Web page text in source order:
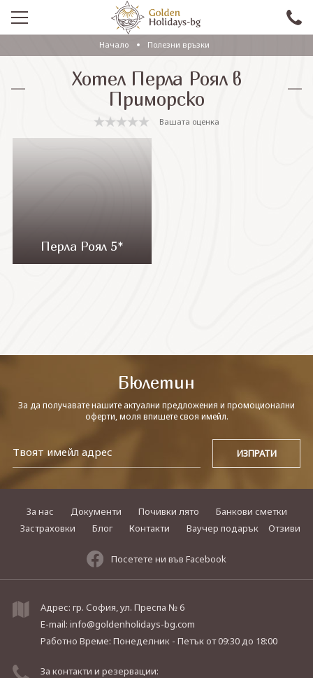
ПРОМО
EКСКУРЗИИ СЪС САМОЛЕТ
ЕКСКУРЗИИ С АВТОБУС
Начало Полезни връзки
Хотел Перла Роял в
Приморско
Вашата оценка
Перла Роял 5*
Бюлетин
За да получавате нашите актуални предложения и промоционални
оферти, моля впишете своя имейл.
За нас Документи Почивки лято
Банкови сметки
Застраховки
Блог Контакти Ваучер подарък Отзиви
Посетете ни във Facebook
Адрес: гр. София, ул. Преспа № 6
E-mail: info@goldenholidays-bg.com
Работно Време: Понеделник - Петъкот 09:30 до 18:00
За контакти и резервации: